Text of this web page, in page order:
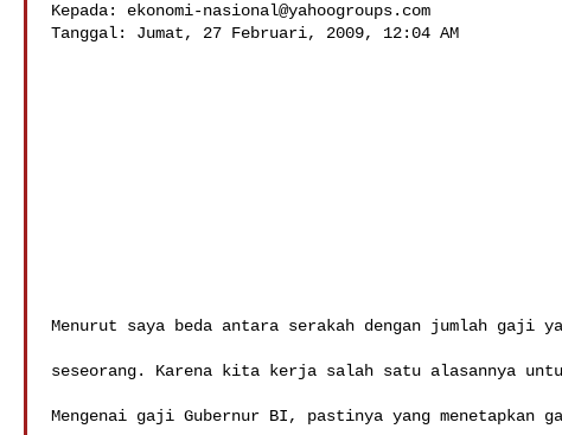
Kepada: ekonomi-nasional@yahoogroups.com
Tanggal: Jumat, 27 Februari, 2009, 12:04 AM
Menurut saya beda antara serakah dengan jumlah gaji
seseorang. Karena kita kerja salah satu alasannya
Mengenai gaji Gubernur BI, pastinya yang menetapkan